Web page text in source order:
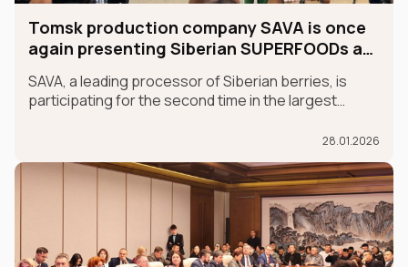
Tomsk production company SAVA is once
again presenting Siberian SUPERFOODs at
SAVA, a leading processor of Siberian berries, is
participating for the second time in the largest
the MADE IN RUSSIA exhibit, which is taking place in
Dubai from January 26-30.
28.01.2026